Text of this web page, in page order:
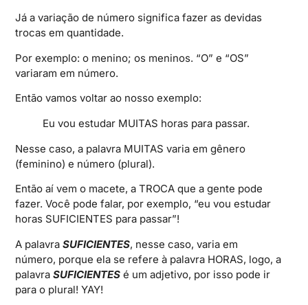
Já a variação de número significa fazer as devidas
trocas em quantidade.
Por exemplo: o menino; os meninos. “O” e “OS”
variaram em número.
Então vamos voltar ao nosso exemplo:
Eu vou estudar MUITAS horas para passar.
Nesse caso, a palavra MUITAS varia em gênero
(feminino) e número (plural).
Então aí vem o macete, a TROCA que a gente pode
fazer. Você pode falar, por exemplo, “eu vou estudar
horas SUFICIENTES para passar”!
A palavraSUFICIENTES, nesse caso, varia em
número, porque ela se refere à palavra HORAS, logo, a
palavraSUFICIENTESé um adjetivo, por isso pode ir
para o plural! YAY!